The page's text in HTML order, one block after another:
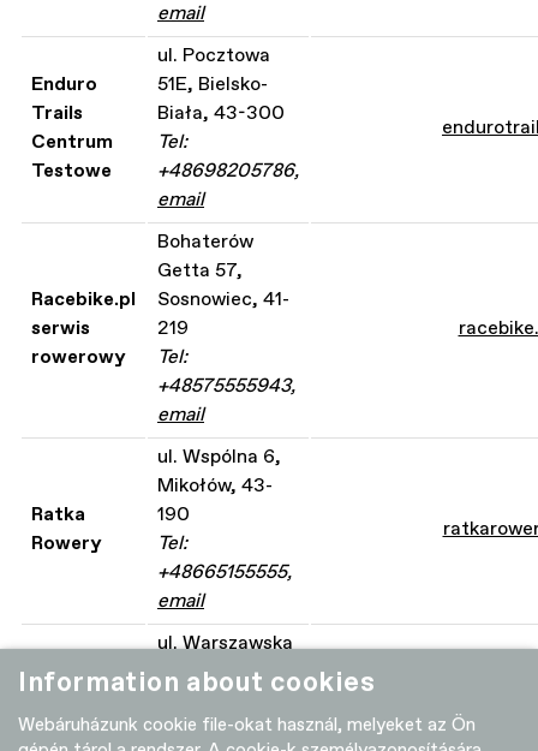
email
Enduro
Trails
Centrum
Testowe
ul. Pocztowa
51E, Bielsko-
Biała, 43-300
Tel:
+48698205786,
email
Racebike.pl
serwis
rowerowy
Bohaterów
Getta 57,
Sosnowiec, 41-
219
Tel:
+48575555943,
email
Ratka
Rowery
ul. Wspólna 6,
Mikołów, 43-
190
Tel:
+48665155555,
email
Bike
ul. Warszawska
6, Jastrzębie
Tel:
facebook.com/
Information about cookies
Webáruházunk cookie file-okat használ, melyeket az Ön